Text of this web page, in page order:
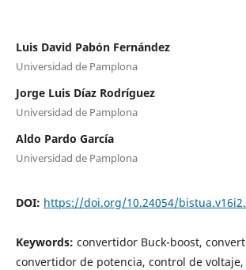
Luis David Pabón Fernández
Universidad de Pamplona
Jorge Luis Díaz Rodríguez
Universidad de Pamplona
Aldo Pardo García
Universidad de Pamplona
DOI: https://doi.org/10.24054/
Keywords: convertidor Buck-boost,
convertidor de potencia, control de